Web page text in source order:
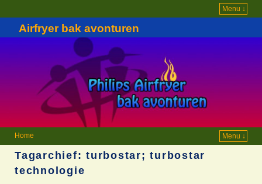
Menu ↓
Airfryer bak avonturen
Home Menu ↓
Tagarchief:turbostar; turbostar
technologie